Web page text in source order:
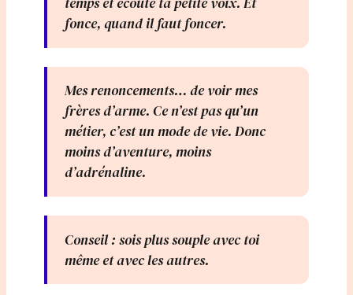
fonce, quand il faut foncer.
Mes renoncements… de voir mes
frères d’arme. Ce n’est pas qu’un
métier, c’est un mode de vie. Donc
moins d’aventure, moins
d’adrénaline.
Conseil : sois plus souple avec toi
même et avec les autres.